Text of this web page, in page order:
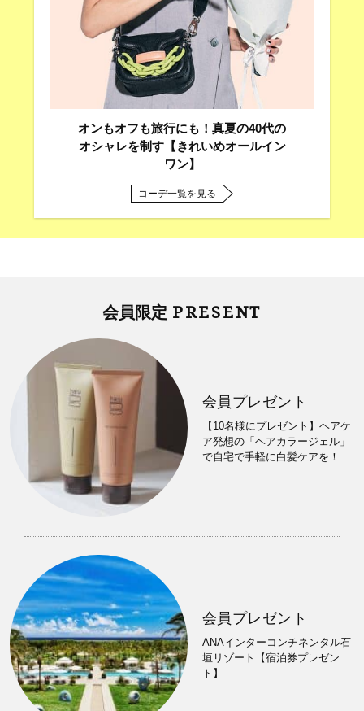
オンもオフも旅行にも！真夏の40代の
オシャレを制す【きれいめオールイン
ワン】
コーデ一覧を見る
会員限定 PRESENT
会員プレゼント
【10名様にプレゼント】ヘアケ
ア発想の「ヘアカラージェル」
で自宅で手軽に白髪ケアを！
会員プレゼント
ANAインターコンチネンタル石
垣リゾート【宿泊券プレゼン
ト】